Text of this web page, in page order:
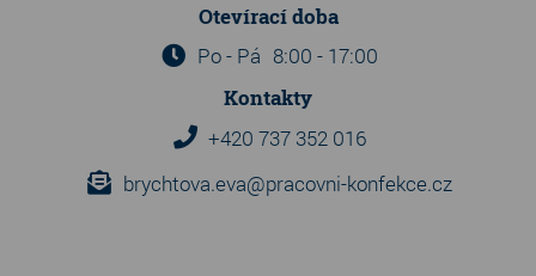
Otevírací doba
Po - Pá 8:00 - 17:00
Kontakty
+420 737 352 016
brychtova.eva@pracovni-konfekce.cz